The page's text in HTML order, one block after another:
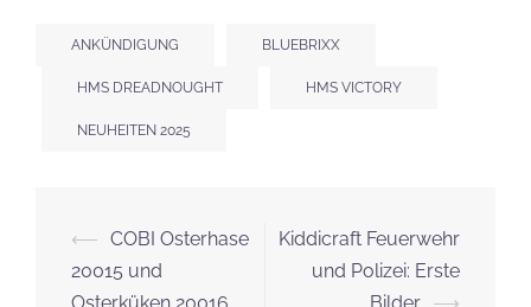
ANKÜNDIGUNG BLUEBRIXX
HMS DREADNOUGHT HMS VICTORY
NEUHEITEN 2025
Beitrags-
Navigation
⟵ COBI Osterhase
20015 und
Kiddicraft Feuerwehr
und Polizei: Erste